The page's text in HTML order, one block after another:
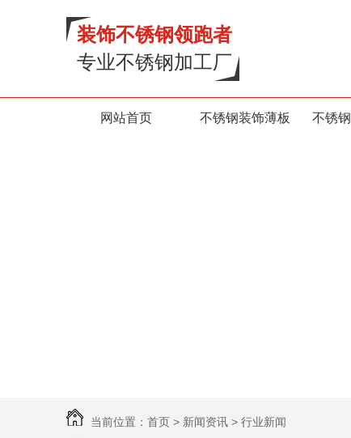
装饰不锈钢领跑者
专业不锈钢加工厂
网站首页 不锈钢装饰薄板 不锈
当前位置： 首页 > 新闻资讯 > 行业新闻